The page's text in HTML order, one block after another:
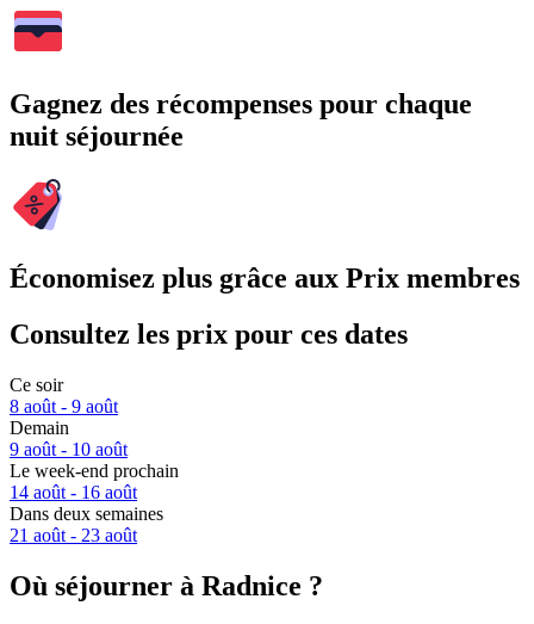
Gagnez des récompenses pour chaque
nuit séjournée
Économisez plus grâce aux Prix membres
Consultez les prix pour ces dates
Ce soir
8 août - 9 août
Demain
9 août - 10 août
Le week-end prochain
14 août - 16 août
Dans deux semaines
21 août - 23 août
Où séjourner à Radnice ?